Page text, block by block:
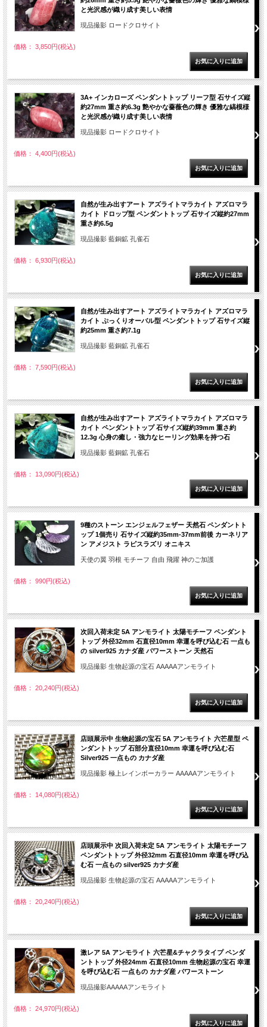
と光沢感が織り成す美しい表情
現品撮影 ロードクロサイト
価格： 3,850円(税込)
3A+ インカローズ ペンダントトップ リーフ型 石サイズ縦
約27mm 重さ約6.3g 艶やかな薔薇色の輝き 優雅な縞模様
と光沢感が織り成す美しい表情
現品撮影 ロードクロサイト
価格： 4,400円(税込)
自然が生み出すアート アズライトマラカイト アズロマラ
カイト ドロップ型 ペンダントトップ 石サイズ縦約27mm
重さ約6.5g
現品撮影 藍銅鉱 孔雀石
価格： 6,930円(税込)
自然が生み出すアート アズライトマラカイト アズロマラ
カイト ぷっくりオーバル型 ペンダントトップ 石サイズ縦
約25mm 重さ約7.1g
現品撮影 藍銅鉱 孔雀石
価格： 7,590円(税込)
自然が生み出すアート アズライトマラカイト アズロマラ
カイト ペンダントトップ 石サイズ縦約39mm 重さ約
12.3g 心身の癒し・強力なヒーリング効果を持つ石
現品撮影 藍銅鉱 孔雀石
価格： 13,090円(税込)
9種のストーン エンジェルフェザー 天然石 ペンダントト
ップ 1個売り 石サイズ縦約35mm-37mm前後 カーネリア
ン アメジスト ラピスラズリ オニキス
天使の翼 羽根 モチーフ 自由 飛躍 神のご加護
価格： 990円(税込)
次回入荷未定 5A アンモライト 太陽モチーフ ペンダント
トップ 外径32mm 石直径10mm 幸運を呼び込む石 一点も
の silver925 カナダ産 パワーストーン 天然石
現品撮影 生物起源の宝石 AAAAAアンモライト
価格： 20,240円(税込)
店頭展示中 生物起源の宝石 5A アンモライト 六芒星型 ペ
ンダントトップ 石部分直径10mm 幸運を呼び込む石
Silver925 一点もの カナダ産
現品撮影 極上レインボーカラー AAAAAアンモライト
価格： 14,080円(税込)
店頭展示中 次回入荷未定 5A アンモライト 太陽モチーフ
ペンダントトップ 外径32mm 石直径10mm 幸運を呼び込
む石 一点もの silver925 カナダ産
現品撮影 生物起源の宝石 AAAAAアンモライト
価格： 20,240円(税込)
激レア 5A アンモライト 六芒星&チャクラタイプ ペンダ
ントトップ 外径24mm 石直径10mm 生物起源の宝石 幸運
を呼び込む石 一点もの カナダ産 パワーストーン
現品撮影AAAAAアンモライト
価格： 24,970円(税込)